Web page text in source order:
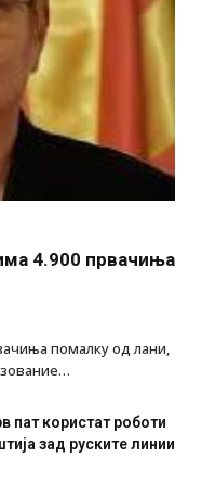
4.900 првачиња
помалку од лани,
пат користат роботи
зад руските линии